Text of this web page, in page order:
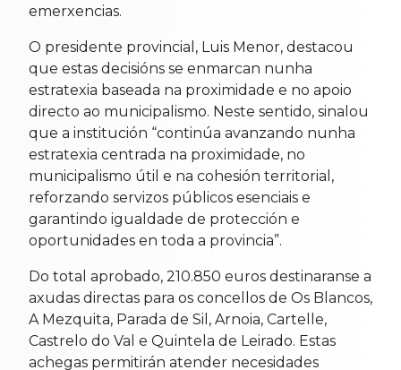
emerxencias.
O presidente provincial, Luis Menor, destacou
que estas decisións se enmarcan nunha
estratexia baseada na proximidade e no apoio
directo ao municipalismo. Neste sentido, sinalou
que a institución “continúa avanzando nunha
estratexia centrada na proximidade, no
municipalismo útil e na cohesión territorial,
reforzando servizos públicos esenciais e
garantindo igualdade de protección e
oportunidades en toda a provincia”.
Do total aprobado, 210.850 euros destinaranse a
axudas directas para os concellos de Os Blancos,
A Mezquita, Parada de Sil, Arnoia, Cartelle,
Castrelo do Val e Quintela de Leirado. Estas
achegas permitirán atender necesidades